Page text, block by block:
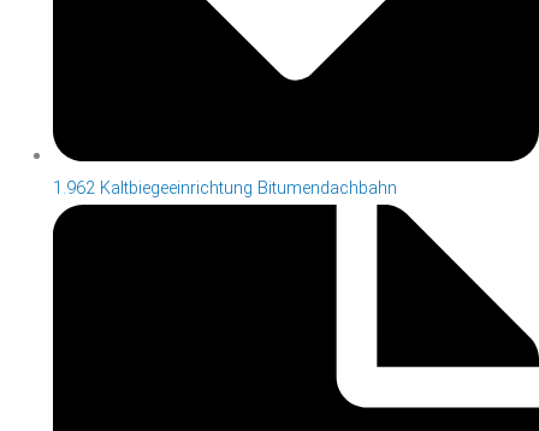
1.962 Kaltbiegeeinrichtung Bitumendachbahn